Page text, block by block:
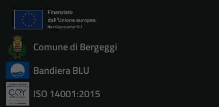
Comune di Bergeggi
Bandiera BLU
ISO 14001:2015